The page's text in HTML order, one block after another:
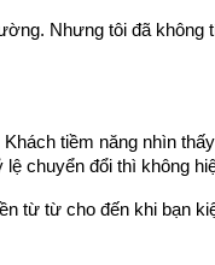
Nhưng tôi đã
tiềm năng nhìn
chuyển đổi thì không
từ từ cho đến khi bạn